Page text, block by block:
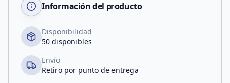
Información del producto
Disponibilidad
50 disponibles
Envío
Retiro por punto de entrega